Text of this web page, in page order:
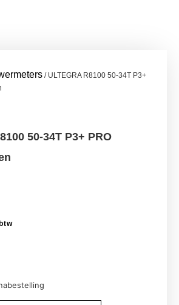
/ ULTEGRA R8100 50-34T P3+
50-34T P3+ PRO